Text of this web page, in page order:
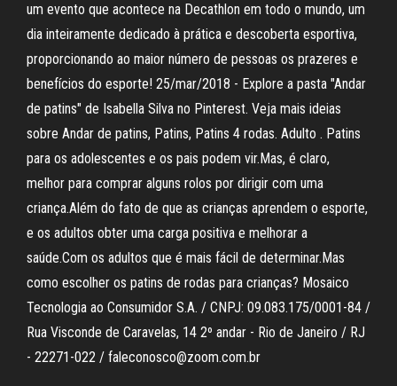
um evento que acontece na Decathlon em todo o mundo, um
dia inteiramente dedicado à prática e descoberta esportiva,
proporcionando ao maior número de pessoas os prazeres e
benefícios do esporte! 25/mar/2018 - Explore a pasta "Andar
de patins" de Isabella Silva no Pinterest. Veja mais ideias
sobre Andar de patins, Patins, Patins 4 rodas. Adulto . Patins
para os adolescentes e os pais podem vir.Mas, é claro,
melhor para comprar alguns rolos por dirigir com uma
criança.Além do fato de que as crianças aprendem o esporte,
e os adultos obter uma carga positiva e melhorar a
saúde.Com os adultos que é mais fácil de determinar.Mas
como escolher os patins de rodas para crianças? Mosaico
Tecnologia ao Consumidor S.A. / CNPJ: 09.083.175/0001-84 /
Rua Visconde de Caravelas, 14 2º andar - Rio de Janeiro / RJ
- 22271-022 / faleconosco@zoom.com.br